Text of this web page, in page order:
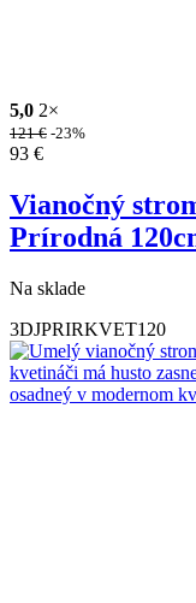
5,0 2×
121€ -23%
93 €
Vianočný
Prírodná
Na sklade
3DJPRIRKVET120